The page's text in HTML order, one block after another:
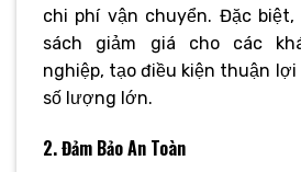
chi phí vận chuyển. Đặc
sách giảm giá cho các
nghiệp, tạo điều kiện thuận
số lượng lớn.
2. Đảm Bảo An Toàn